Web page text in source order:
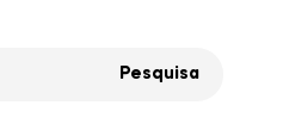
Pesquisa